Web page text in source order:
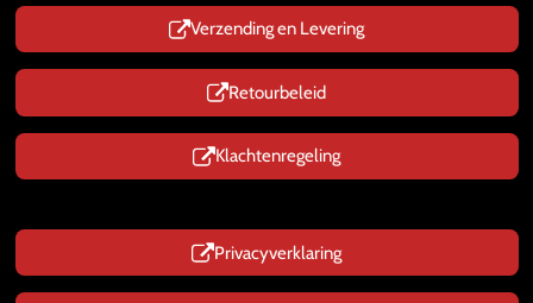
Verzending en Levering
Retourbeleid
Klachtenregeling
Privacyverklaring